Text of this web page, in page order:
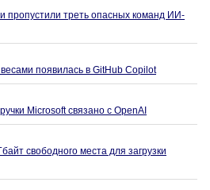
пропустили треть опасных команд ИИ-
появилась в GitHub Copilot
Microsoft связано с OpenAI
свободного места для загрузки